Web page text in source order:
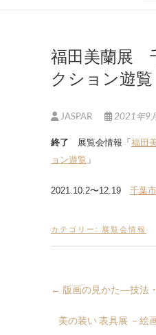
福田美蘭展
クション遊覧
JASPAR 2021年9
終了 展覧会情報「 福田
ョン遊覧 」
2021.10.2〜12.19 千葉
カテゴリー: 展覧会情報
← 版画の見かた―技法
美の装い 表具展 －絵